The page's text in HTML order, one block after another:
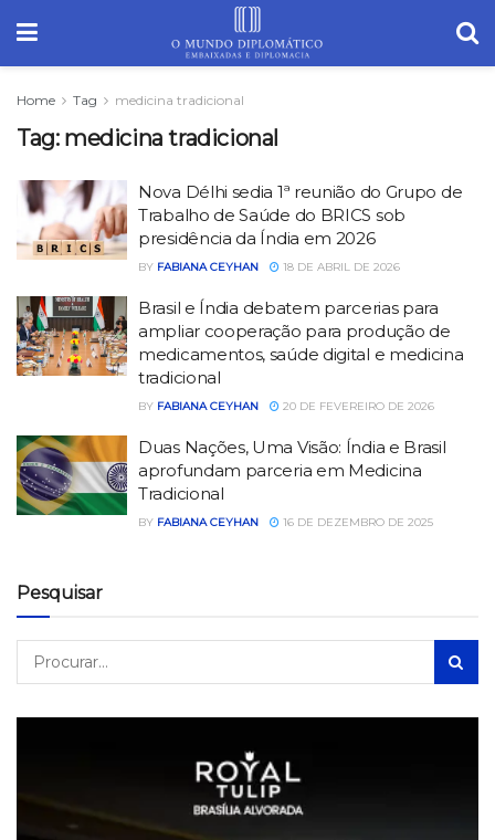
Home Tag medicina tradicional
Tag: medicina tradicional
Nova Délhi sedia 1ª reunião do Grupo de
Trabalho de Saúde do BRICS sob
presidência da Índia em 2026
BY FABIANA CEYHAN 18 DE ABRIL DE 2026
Brasil e Índia debatem parcerias para
ampliar cooperação para produção de
medicamentos, saúde digital e medicina
tradicional
BY FABIANA CEYHAN 20 DE FEVEREIRO DE 2026
Duas Nações, Uma Visão: Índia e Brasil
aprofundam parceria em Medicina
Tradicional
BY FABIANA CEYHAN 16 DE DEZEMBRO DE 2025
Pesquisar